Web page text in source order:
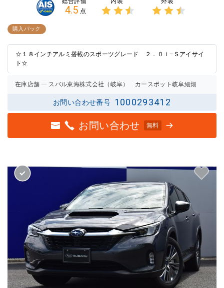
4.5 点
購入パック
☆１８インチアルミ搭載のスポーツグレード ２．０ｉ−Ｓアイサイ
ト☆
在庫店舗 スバル東海株式会社（岐阜） カースポット岐阜細畑
お問い合わせ番号 1000293412
お問い合わせ 無料